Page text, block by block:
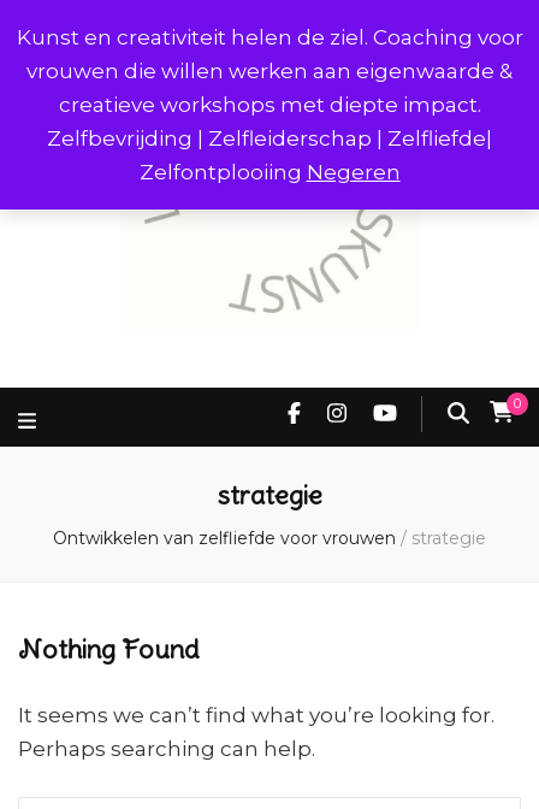
Kunst en creativiteit helen de ziel. Coaching voor
vrouwen die willen werken aan eigenwaarde &
creatieve workshops met diepte impact.
Zelfbevrijding | Zelfleiderschap | Zelfliefde|
Zelfontplooiing Negeren
0
strategie
Ontwikkelen van zelfliefde voor vrouwen / strategie
Nothing Found
It seems we can’t find what you’re looking for.
Perhaps searching can help.